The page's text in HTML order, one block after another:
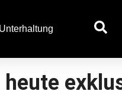
Unterhaltung